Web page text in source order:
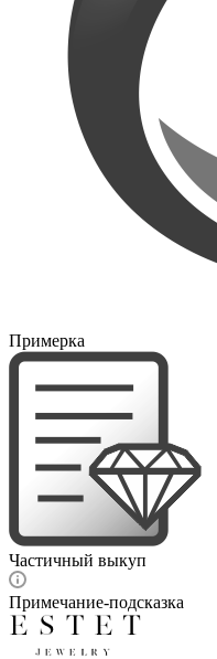
Примерка
Частичный выкуп
Примечание-подсказка